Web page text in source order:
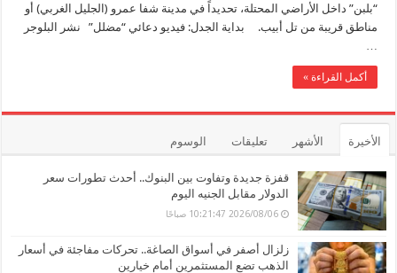
“بلبن” داخل الأراضي المحتلة، تحديداً في مدينة شفا عمرو (الجليل الغربي) أو
مناطق قريبة من تل أبيب. بداية الجدل: فيديو دعائي “مضلل” نشر البلوجر
أكمل القراءة »
الأخيرة الأشهر تعليقات الوسوم
قفزة جديدة وتفاوت بين البنوك.. أحدث تطورات سعر
الدولار مقابل الجنيه اليوم
2026/08/06 10:21:47 صباحًا
زلزال أصفر في أسواق الصاغة.. تحركات مفاجئة في أسعار
الذهب تضع المستثمرين أمام خيارين